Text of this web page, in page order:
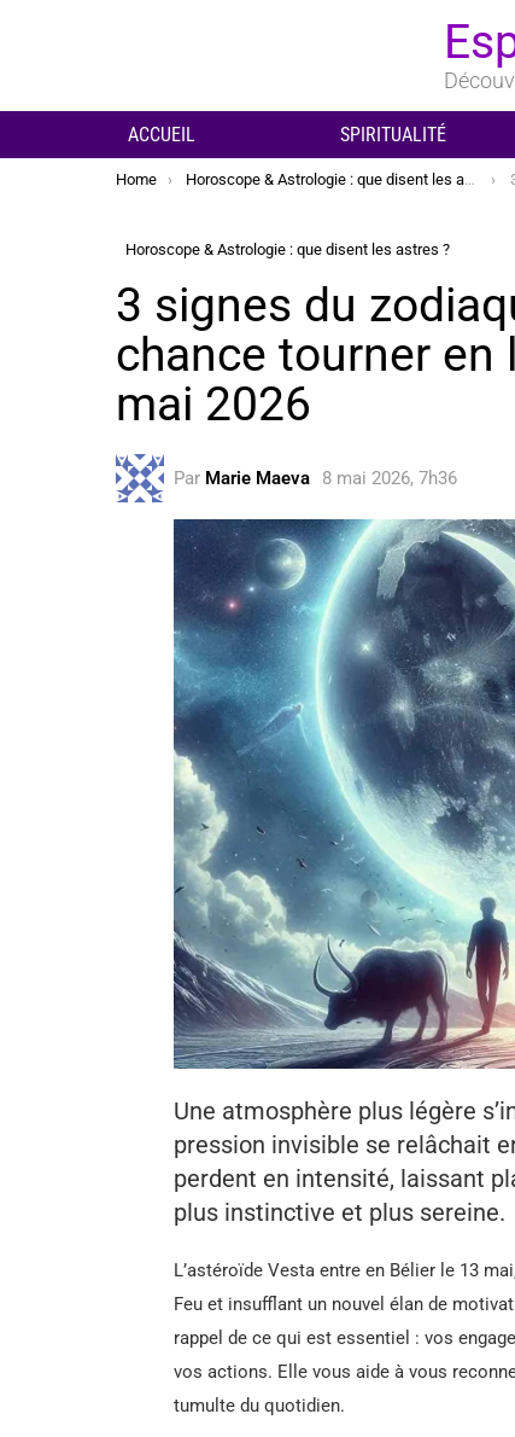
ACCUEIL SPIRITUALITÉ
You are here:
Home Horoscope & Astrologie : que disent les astres ?
Horoscope & Astrologie : que disent les astres ?
3 signes du
chance tourner en
mai 2026
Par Marie Maeva 8 mai 2026, 7h36
Une atmosphère plus légère
pression invisible se relâchait
perdent en intensité, laissant
plus instinctive et plus sereine.
L’astéroïde Vesta entre en Bélier le 13
Feu et insufflant un nouvel élan de
rappel de ce qui est essentiel : vos
vos actions. Elle vous aide à vous
tumulte du quotidien.